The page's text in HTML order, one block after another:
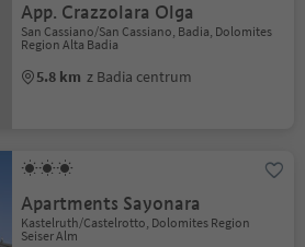
App. Crazzolara Olga
San Cassiano/San Cassiano, Badia, Dolomites
Region Alta Badia
5.8 km z Badia centrum
Apartments Sayonara
Kastelruth/Castelrotto, Dolomites Region
Seiser Alm